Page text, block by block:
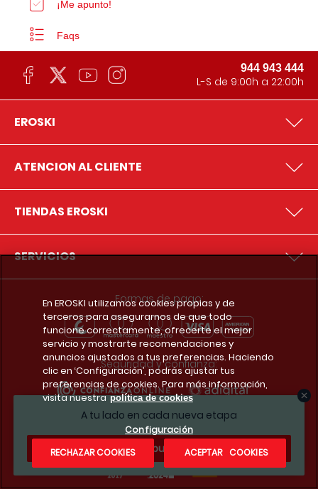
A tu lado en cada nueva etapa
¿Te apuntas?
¡Me apunto!
Faqs
944 943 444
L-S de 9:00h a 22:00h
EROSKI
ATENCION AL CLIENTE
TIENDAS EROSKI
SERVICIOS
Formas de pago:
Seguridad y confianza:
Premios y reconocimientos:
En EROSKI utilizamos cookies propias y de
terceros para asegurarnos de que todo
funcione correctamente, ofrecerte el mejor
servicio y mostrarte recomendaciones y
anuncios ajustados a tus preferencias. Haciendo
clic en ‘Configuración’, podrás ajustar tus
preferencias de cookies. Para más información,
visita nuestra política de cookies
Configuración
RECHAZAR COOKIES
ACEPTAR COOKIES